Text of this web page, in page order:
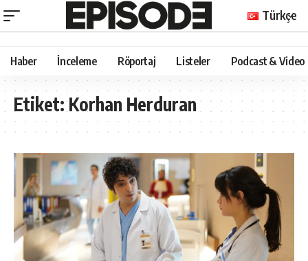
Türkçe
Haber İnceleme Röportaj Listeler Podcast & Video
Etiket:Korhan Herduran